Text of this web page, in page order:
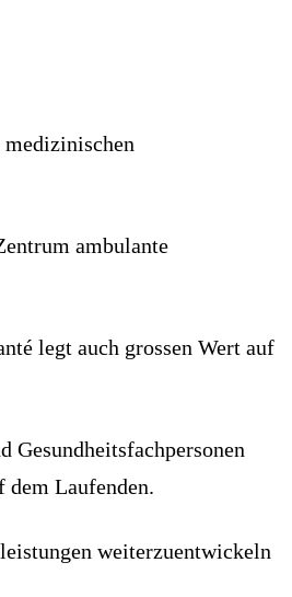
medizinischen
ambulante
legt auch grossen Wert auf
Gesundheitsfachpersonen
Laufenden.
weiterzuentwickeln